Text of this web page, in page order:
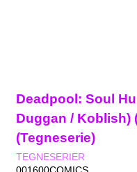
Deadpool: Soul
Duggan / Koblish)
(Tegneserie)
TEGNESERIER